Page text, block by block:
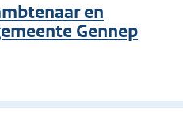
en
Gennep